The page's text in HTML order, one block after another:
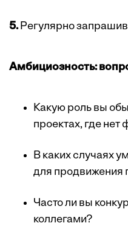
5.Регулярно
Амбициозность:
Какую роль вы
проектах, где
В каких случаях
для продвижения
Часто ли вы
коллегами?